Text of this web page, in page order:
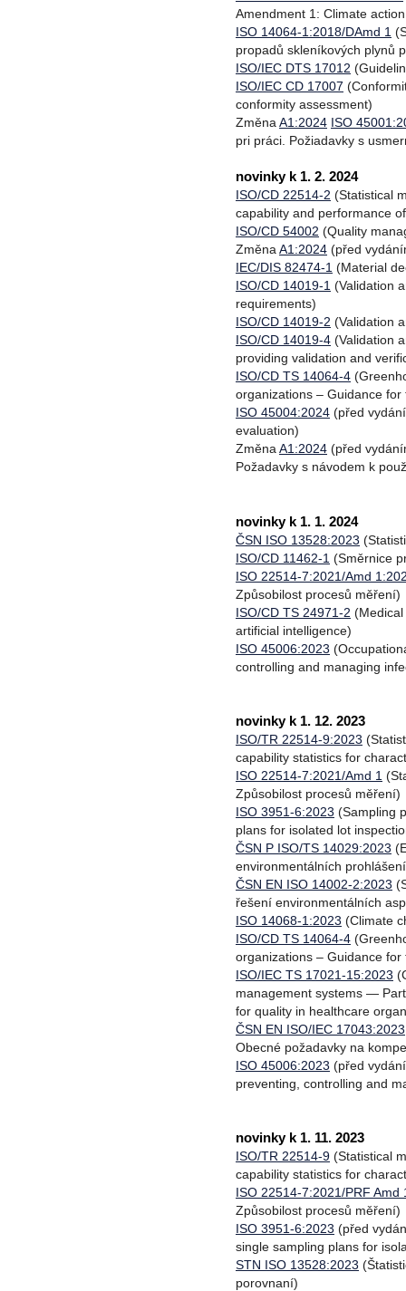
Amendment 1: Climate
ISO 14064-1:2018/DAmd 1
propadů skleníkových plynů
ISO/IEC DTS 17012
ISO/IEC CD 17007
conformity assessment)
Změna A1:2024 ISO
pri práci. Požiadavky s
novinky k 1. 2. 2024
ISO/CD 22514-2 (Statistical
capability and performance
ISO/CD 54002 (Quality
Změna A1:2024 (před
IEC/DIS 82474-1 (Material
ISO/CD 14019-1 (Validation
requirements)
ISO/CD 14019-2 (Validation
ISO/CD 14019-4 (Validation
providing validation and
ISO/CD TS 14064-4
organizations – Guidance
ISO 45004:2024 (před
evaluation)
Změna A1:2024 (před
Požadavky s návodem k
novinky k 1. 1. 2024
ČSN ISO 13528:2023
ISO/CD 11462-1 (Směrnice
ISO 22514-7:2021/Amd
Způsobilost procesů měření)
ISO/CD TS 24971-2
artificial intelligence)
ISO 45006:2023
controlling and managing
novinky k 1. 12. 2023
ISO/TR 22514-9:2023
capability statistics for
ISO 22514-7:2021/Amd 1
Způsobilost procesů měření)
ISO 3951-6:2023 (Sampling
plans for isolated lot
ČSN P ISO/TS 14029:2023
environmentálních
ČSN EN ISO 14002-2:2023
řešení environmentálních
ISO 14068-1:2023 (Climate
ISO/CD TS 14064-4
organizations – Guidance
ISO/IEC TS 17021-15:2023
management systems —
for quality in healthcare
ČSN EN ISO/IEC 17043:2023
Obecné požadavky na
ISO 45006:2023 (před
preventing, controlling and
novinky k 1. 11. 2023
ISO/TR 22514-9 (Statistical
capability statistics for
ISO 22514-7:2021/PRF Amd
Způsobilost procesů měření)
ISO 3951-6:2023 (před
single sampling plans for
STN ISO 13528:2023
porovnaní)